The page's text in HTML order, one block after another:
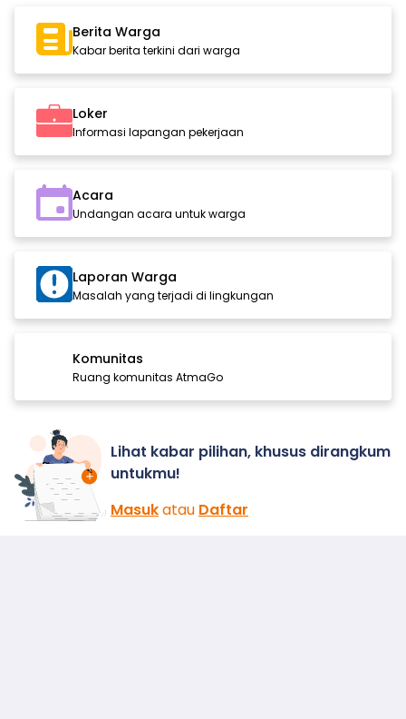
Berita Warga
Kabar berita terkini dari warga
Loker
Informasi lapangan pekerjaan
Acara
Undangan acara untuk warga
Laporan Warga
Masalah yang terjadi di lingkungan
Komunitas
Ruang komunitas AtmaGo
Lihat kabar pilihan, khusus dirangkum
untukmu!
Masukatau Daftar